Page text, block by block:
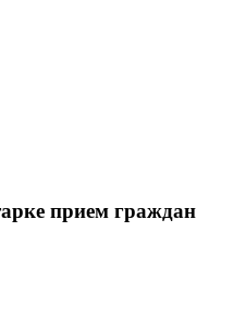
прием граждан